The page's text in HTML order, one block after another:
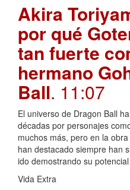
Akira
por qué
tan fuerte
hermano
Ball. 11:07
El universo de Dragon Ball
décadas por personajes
muchos más, pero en la
han destacado siempre han
ido demostrando su
Vida Extra